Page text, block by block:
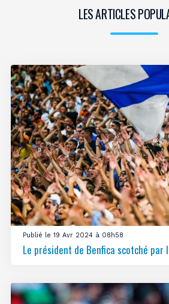
LES ARTICLES
Publié le 19 Avr 2024 à 08h58
Le président de Benfica scotché par